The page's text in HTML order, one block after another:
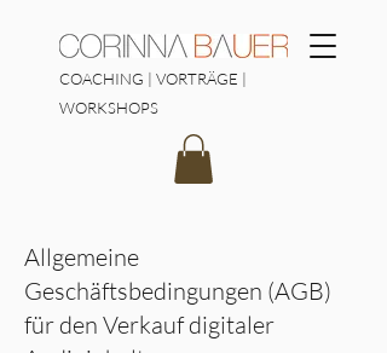
COACHING | VORTRÄGE |
WORKSHOPS
Allgemeine
Geschäftsbedingungen (AGB)
für den Verkauf digitaler